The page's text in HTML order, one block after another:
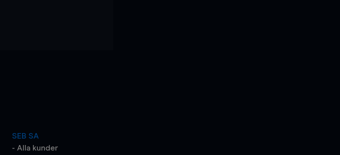
SEB SA
- Alla kunder